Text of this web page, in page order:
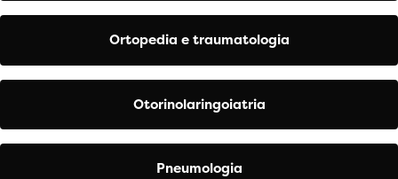
Ortopedia e traumatologia
Otorinolaringoiatria
Pneumologia